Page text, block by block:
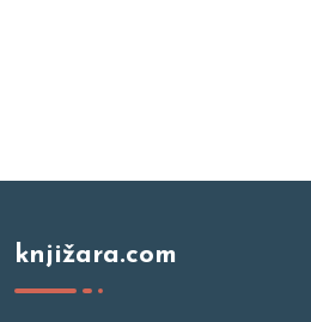
knjižara.com